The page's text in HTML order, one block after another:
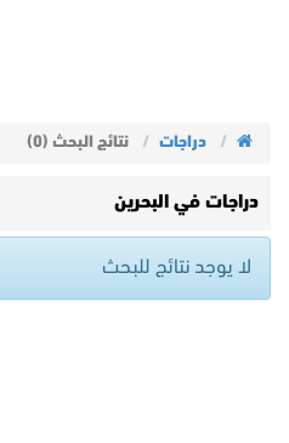
دراجات نتائج البحث (0)
دراجات في البحرين
لا يوجد نتائج للبحث